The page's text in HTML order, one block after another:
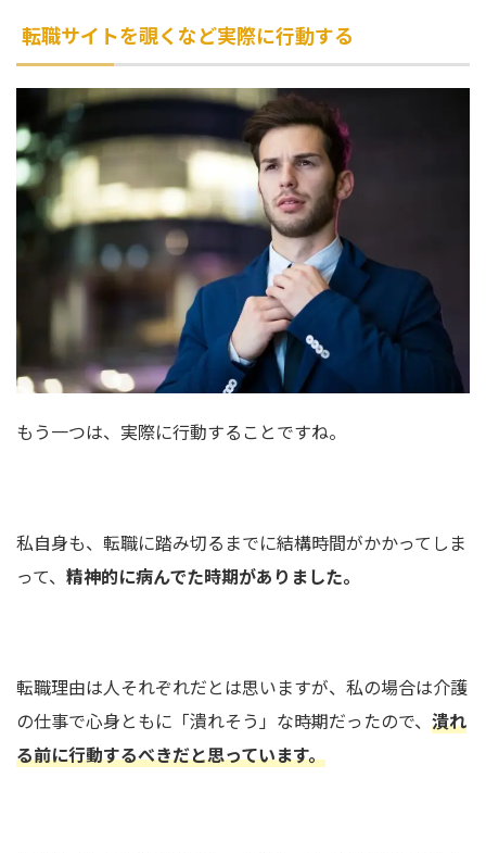
転職サイトを覗くなど実際に行動する
もう一つは、実際に行動することですね。
私自身も、転職に踏み切るまでに結構時間がかかってしま
って、 精神的に病んでた時期がありました。
転職理由は人それぞれだとは思いますが、私の場合は介護
の仕事で心身ともに「潰れそう」な時期だったので、 潰れ
る前に行動するべきだと思っています。